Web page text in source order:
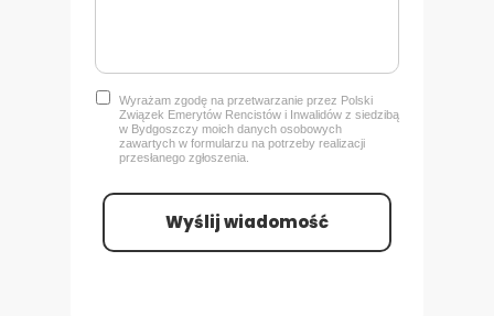
Wyrażam zgodę na przetwarzanie przez Polski
Związek Emerytów Rencistów i Inwalidów z siedzibą
w Bydgoszczy moich danych osobowych
zawartych w formularzu na potrzeby realizacji
przesłanego zgłoszenia.
Wyślij wiadomość